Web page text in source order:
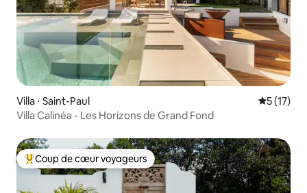
Villa ⋅ Saint-Paul
5 (17)
Villa Calinéa - Les Horizons de Grand Fond
Coups de cœur voyageurs les plus appréciés
Coup de cœur voyageurs